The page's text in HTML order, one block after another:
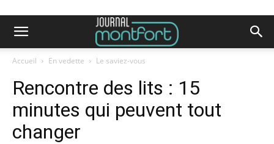
Accueil En vedette Le saviez-vous
Rencontre des lits : 15
minutes qui peuvent tout
changer